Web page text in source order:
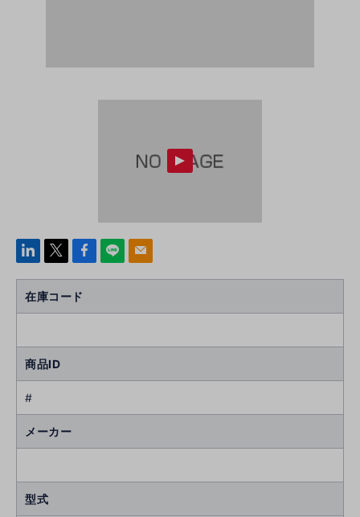
linke
Face
k
line mail
在庫コード
商品ID
#
メーカー
型式